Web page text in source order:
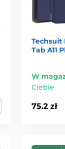
Techsuit
Tab A11
W
Ciebie
75.2 zł